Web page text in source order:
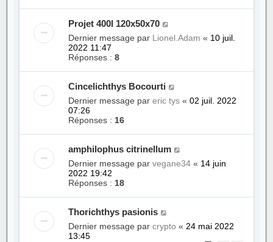
Projet 400l 120x50x70
Dernier message par Lionel.Adam « 10 juil.
2022 11:47
Réponses :8
Cincelichthys Bocourti
Dernier message pareric tys «02 juil. 2022
07:26
Réponses : 16
amphilophus citrinellum
Dernier message parvegane34 « 14 juin
2022 19:42
Réponses : 18
Thorichthys pasionis
Dernier message parcrypto « 24 mai 2022
13:45